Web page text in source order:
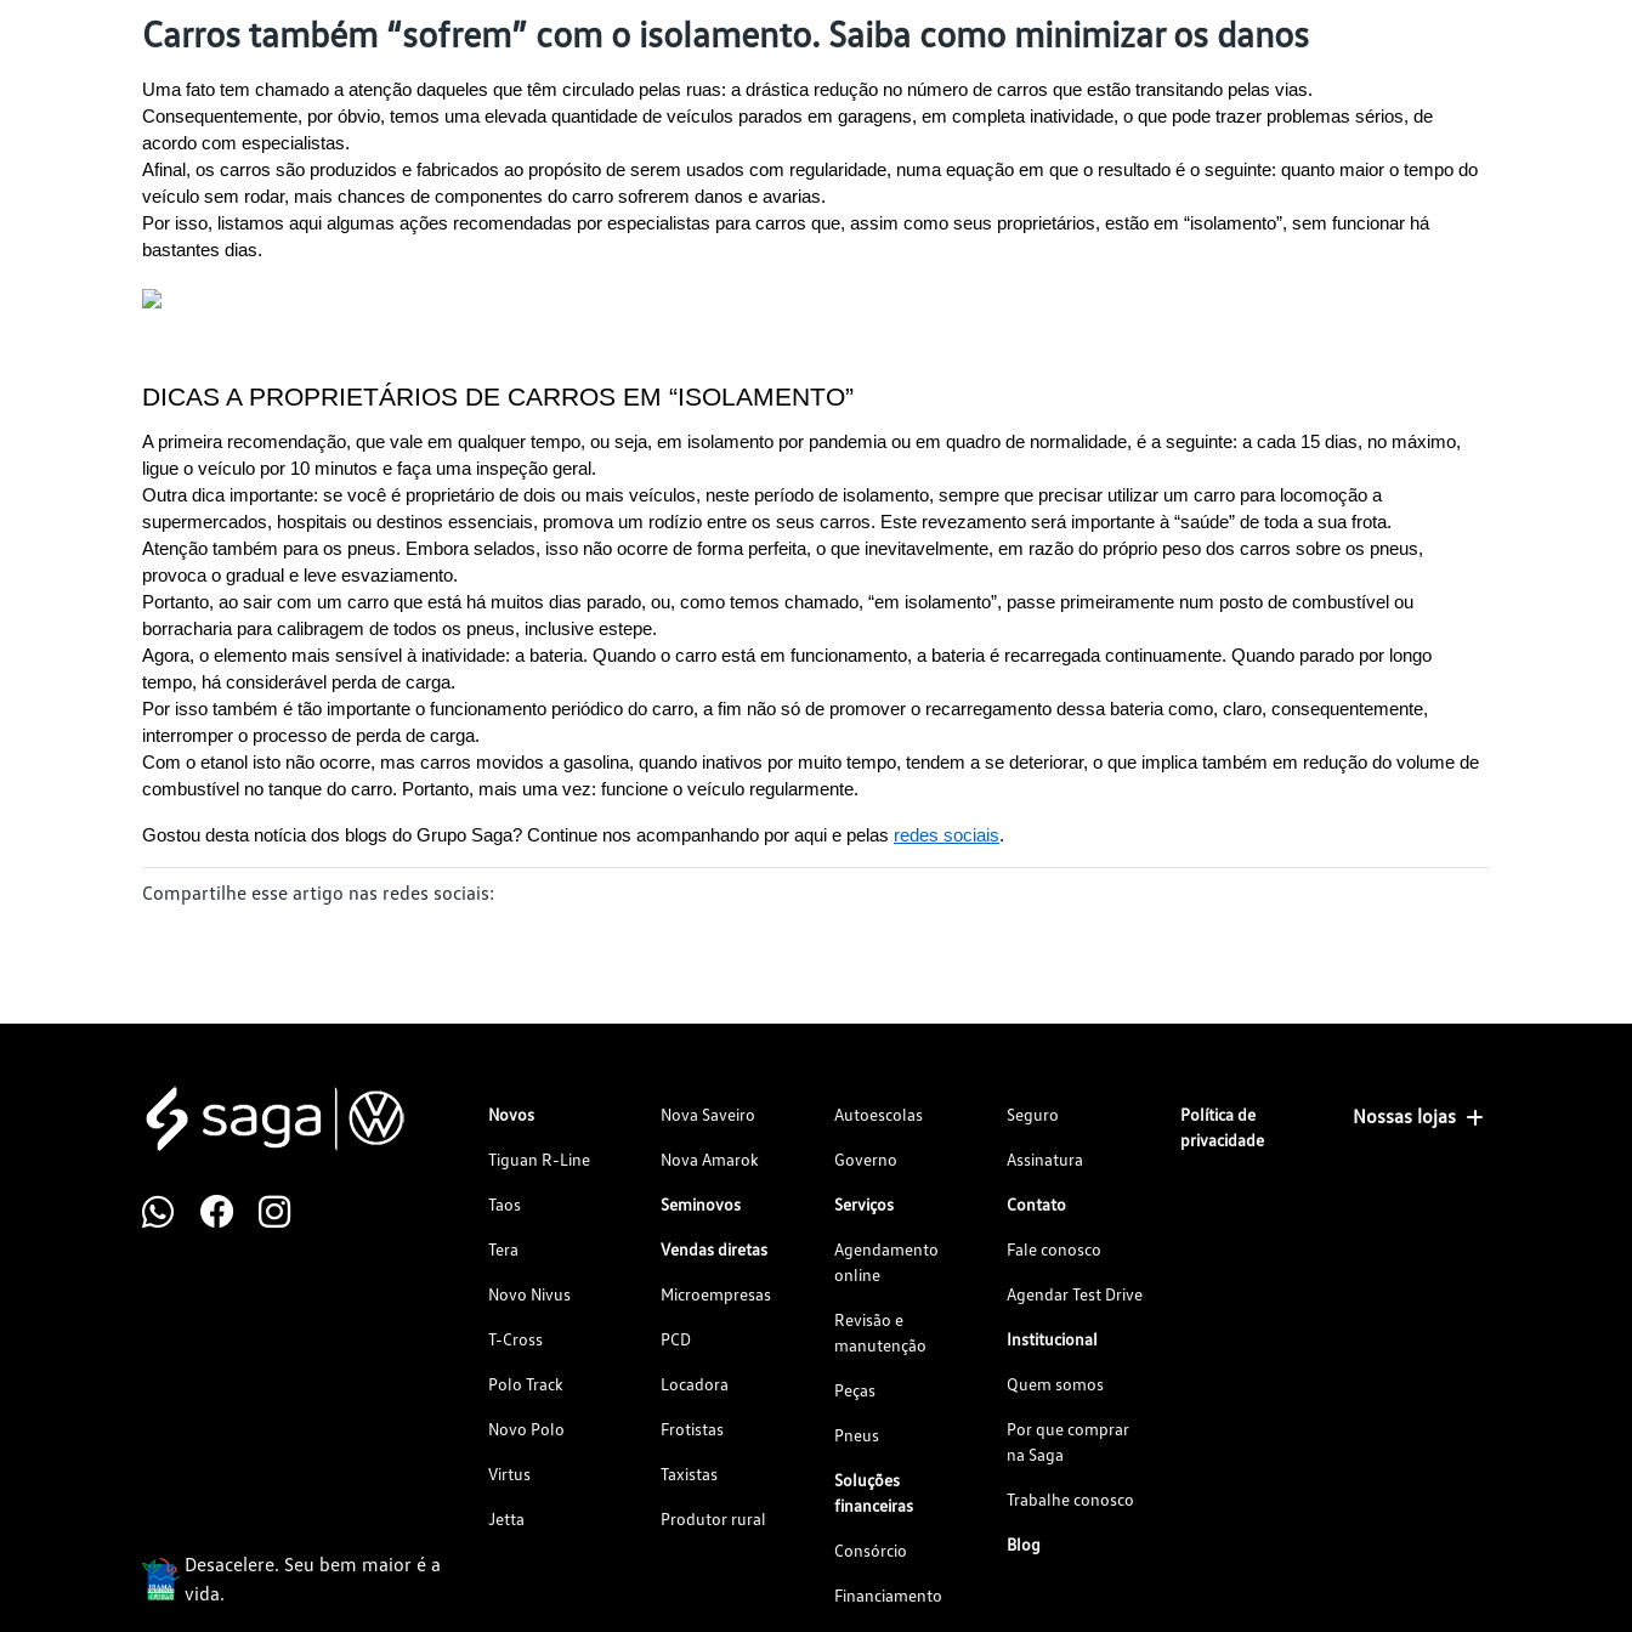
Carros também “sofrem” com o isolamento. Saiba como minimizar os danos
Uma fato tem chamado a atenção daqueles que têm circulado pelas ruas: a drástica redução no número de carros que estão transitando pelas vias.
Consequentemente, por óbvio, temos uma elevada quantidade de veículos parados em garagens, em completa inatividade, o que pode trazer problemas sérios, de
acordo com especialistas.
Afinal, os carros são produzidos e fabricados ao propósito de serem usados com regularidade, numa equação em que o resultado é o seguinte: quanto maior o tempo do
veículo sem rodar, mais chances de componentes do carro sofrerem danos e avarias.
Por isso, listamos aqui algumas ações recomendadas por especialistas para carros que, assim como seus proprietários, estão em “isolamento”, sem funcionar há
bastantes dias.
DICAS A PROPRIETÁRIOS DE CARROS EM “ISOLAMENTO”
A primeira recomendação, que vale em qualquer tempo, ou seja, em isolamento por pandemia ou em quadro de normalidade, é a seguinte: a cada 15 dias, no máximo,
ligue o veículo por 10 minutos e faça uma inspeção geral.
Outra dica importante: se você é proprietário de dois ou mais veículos, neste período de isolamento, sempre que precisar utilizar um carro para locomoção a
supermercados, hospitais ou destinos essenciais, promova um rodízio entre os seus carros. Este revezamento será importante à “saúde” de toda a sua frota.
Atenção também para os pneus. Embora selados, isso não ocorre de forma perfeita, o que inevitavelmente, em razão do próprio peso dos carros sobre os pneus,
provoca o gradual e leve esvaziamento.
Portanto, ao sair com um carro que está há muitos dias parado, ou, como temos chamado, “em isolamento”, passe primeiramente num posto de combustível ou
borracharia para calibragem de todos os pneus, inclusive estepe.
Agora, o elemento mais sensível à inatividade: a bateria. Quando o carro está em funcionamento, a bateria é recarregada continuamente. Quando parado por longo
tempo, há considerável perda de carga.
Por isso também é tão importante o funcionamento periódico do carro, a fim não só de promover o recarregamento dessa bateria como, claro, consequentemente,
interromper o processo de perda de carga.
Com o etanol isto não ocorre, mas carros movidos a gasolina, quando inativos por muito tempo, tendem a se deteriorar, o que implica também em redução do volume de
combustível no tanque do carro. Portanto, mais uma vez: funcione o veículo regularmente.
Gostou desta notícia dos blogs do Grupo Saga? Continue nos acompanhando por aqui e pelas redes sociais.
Compartilhe esse artigo nas redes sociais:
Desacelere. Seu bem maior é a
vida.
Novos
Tiguan R-Line
Taos
Tera
Novo Nivus
T-Cross
Polo Track
Novo Polo
Virtus
Jetta
Nova Saveiro
Nova Amarok
Seminovos
Vendas diretas
Microempresas
PCD
Locadora
Frotistas
Taxistas
Produtor rural
Autoescolas
Governo
Serviços
Agendamento
online
Revisão e
manutenção
Peças
Pneus
Soluções
financeiras
Consórcio
Financiamento
Seguro
Assinatura
Contato
Fale conosco
Agendar Test Drive
Institucional
Quem somos
Por que comprar
na Saga
Trabalhe conosco
Blog
Política de
privacidade
Nossas lojas